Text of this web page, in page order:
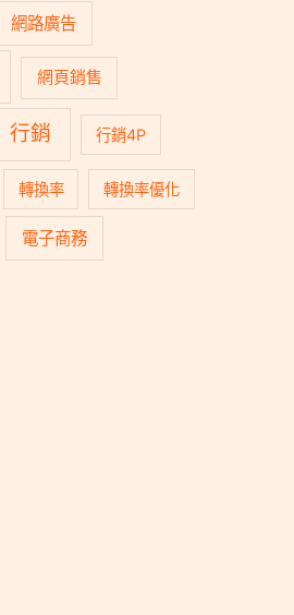
網路廣告
網頁銷售
行銷 行銷4P
轉換率 轉換率優化
電子商務